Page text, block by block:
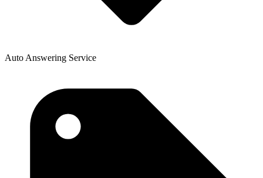
Auto Answering Service